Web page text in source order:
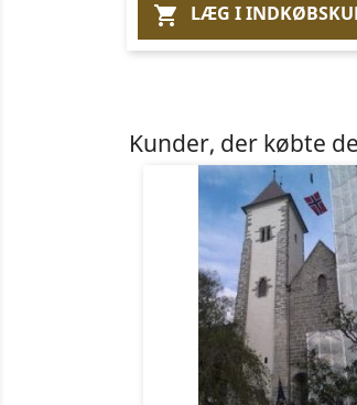
 LÆG I
Kunder, der købte